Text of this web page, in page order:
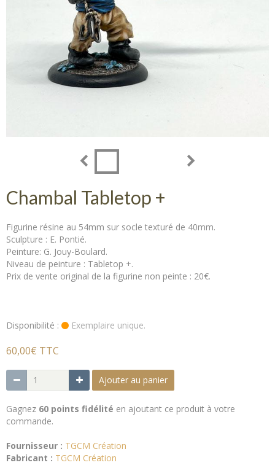
Chambal Tabletop +
Figurine résine au 54mm sur socle texturé de 40mm.
Sculpture : E. Pontié.
Peinture: G. Jouy-Boulard.
Niveau de peinture : Tabletop +.
Prix de vente original de la figurine non peinte : 20€.
Disponibilité : Exemplaire unique.
60,00€ TTC
Ajouter au panier
Gagnez 60 points fidélité en ajoutant ce produit à votre
commande.
Fournisseur : TGCM Création
Fabricant : TGCM Création